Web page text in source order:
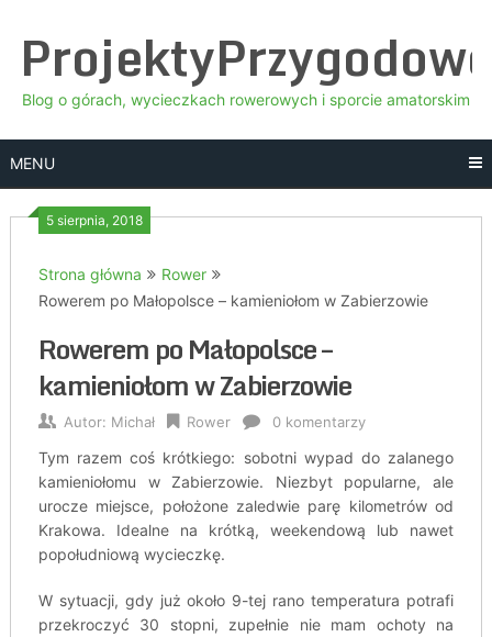
content
Blog o górach, wycieczkach rowerowych i sporcie amatorskim
MENU
5 sierpnia, 2018
Strona główna
Rower
Rowerem po Małopolsce – kamieniołom w Zabierzowie
Rowerem po Małopolsce –
kamieniołom w Zabierzowie
Autor: Michał Rower 0 komentarzy
Tym razem coś krótkiego: sobotni wypad do zalanego
kamieniołomu w Zabierzowie. Niezbyt popularne, ale
urocze miejsce, położone zaledwie parę kilometrów od
Krakowa. Idealne na krótką, weekendową lub nawet
popołudniową wycieczkę.
W sytuacji, gdy już około 9-tej rano temperatura potrafi
przekroczyć 30 stopni, zupełnie nie mam ochoty na